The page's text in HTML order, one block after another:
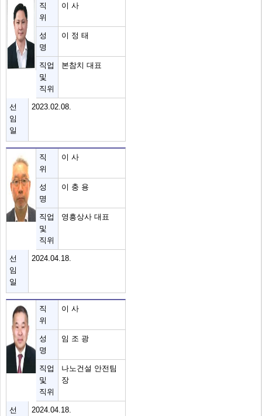
직
위
이 사
성
명
이 정 태
직업
및
직위
본참치 대표
선
임
일
2023.02.08.
직
위
이 사
성
명
이 충 용
직업
및
직위
영흥상사 대표
선
임
일
2024.04.18.
직
위
이 사
성
명
임 조 광
직업
및
직위
나노건설 안전팀
장
선
2024.04.18.